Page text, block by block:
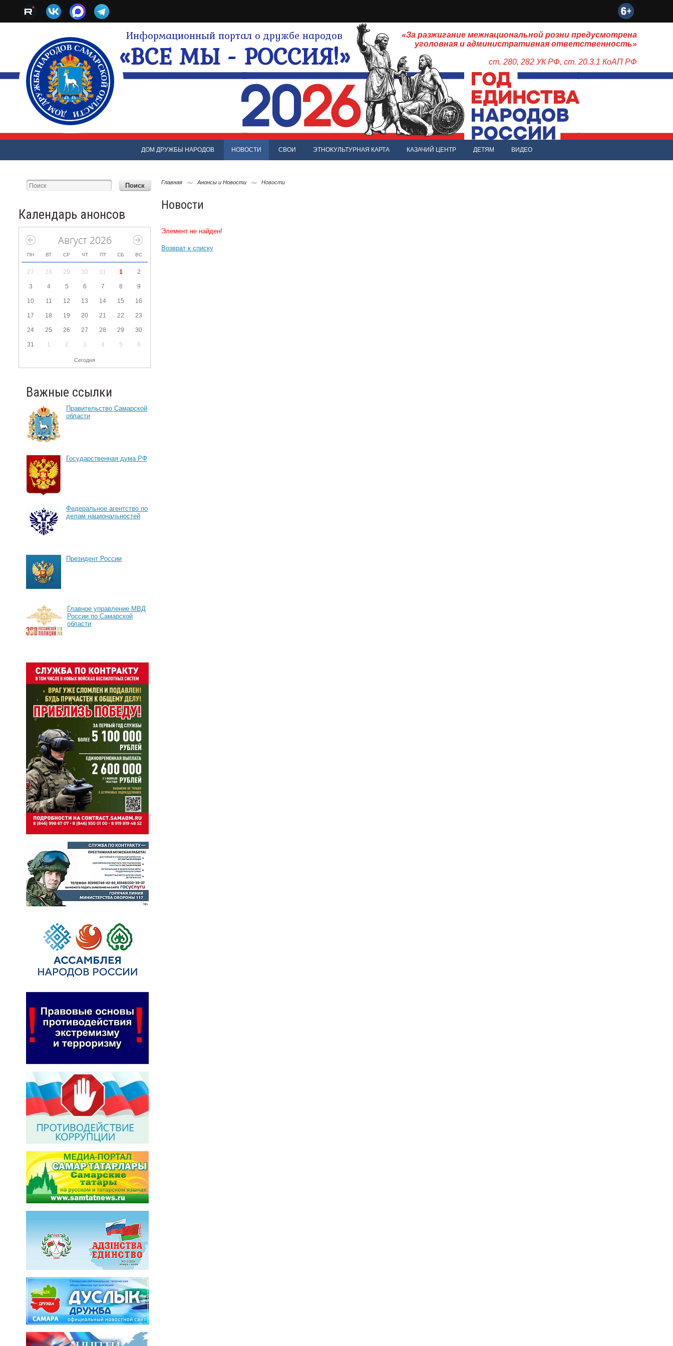
Информационный портал о дружбе народов
«ВСЕ МЫ - РОССИЯ!»
«За разжигание межнациональной розни предусмотрена
уголовная и административная ответственность»
ст. 280, 282 УК РФ, ст. 20.3.1 КоАП РФ
ДОМ ДРУЖБЫ НАРОДОВ НОВОСТИ СВОИ ЭТНОКУЛЬТУРНАЯ КАРТА КАЗАЧИЙ ЦЕНТР ДЕТЯМ ВИДЕО
Календарь анонсов
Август 2026
ПН ВТ СР ЧТ ПТ СБ ВС
27 28 29 30 31 1 2
3 4 5 6 7 8 9
10 11 12 13 14 15 16
17 18 19 20 21 22 23
24 25 26 27 28 29 30
31 1 2 3 4 5 6
Сегодня
Важные ссылки
Правительство Самарской
области
Государственная дума РФ
Федеральное агентство по
делам национальностей
Президент России
Главное управление МВД
России по Самарской
области
Главная Анонсы и Новости Новости
Новости
Элемент не найден!
Возврат к списку